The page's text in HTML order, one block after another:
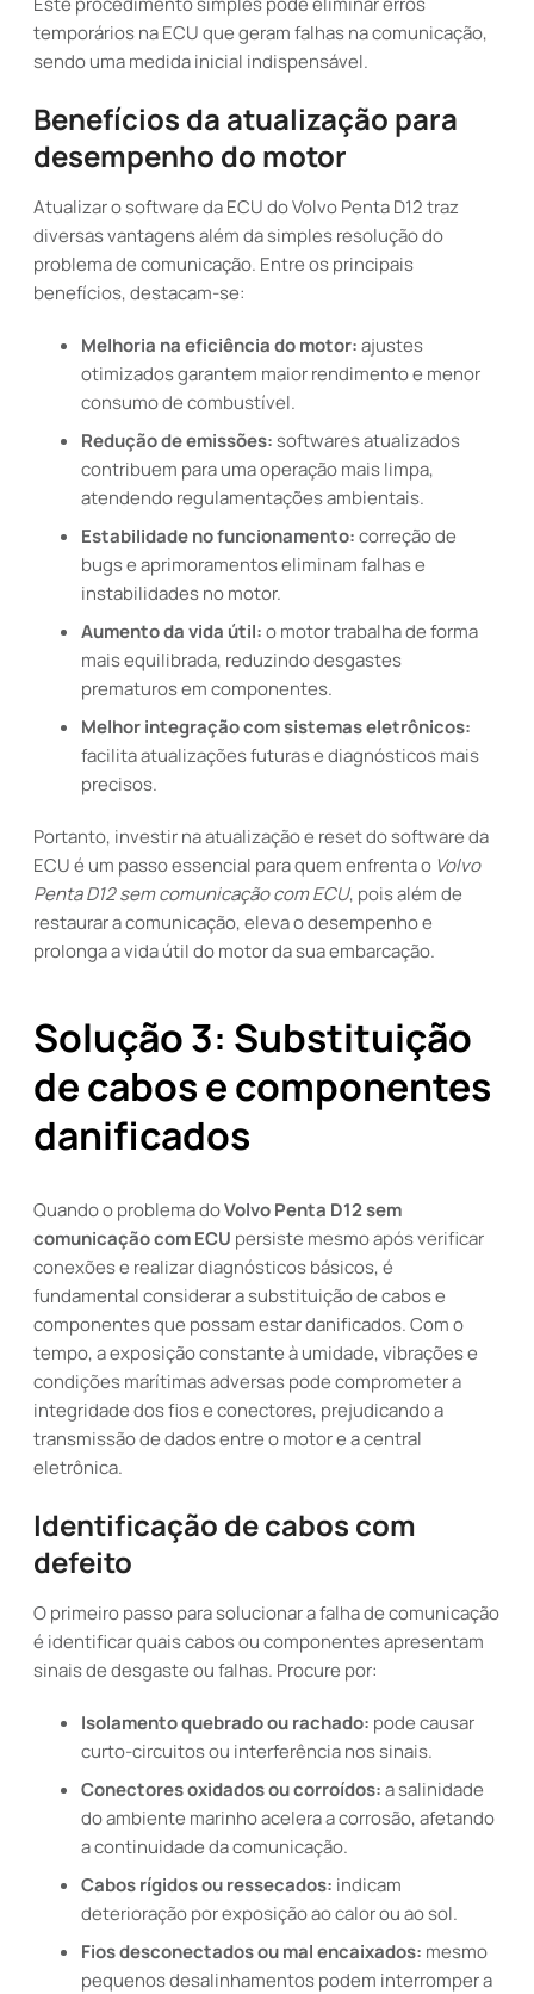
temporários na ECU que geram falhas na comunicação,
sendo uma medida inicial indispensável.
Benefícios da atualização para
desempenho do motor
Atualizar o software da ECU do Volvo Penta D12 traz
diversas vantagens além da simples resolução do
problema de comunicação. Entre os principais
benefícios, destacam-se:
Melhoria na eficiência do motor:ajustes
otimizados garantem maior rendimento e menor
consumo de combustível.
Redução de emissões:softwares atualizados
contribuem para uma operação mais limpa,
atendendo regulamentações ambientais.
Estabilidade no funcionamento:correção de
bugs e aprimoramentos eliminam falhas e
instabilidades no motor.
Aumento da vida útil:o motor trabalha de forma
mais equilibrada, reduzindo desgastes
prematuros em componentes.
Melhor integração com sistemas eletrônicos:
facilita atualizações futuras e diagnósticos mais
precisos.
Portanto, investir na atualização e reset do software da
ECU é um passo essencial para quem enfrenta o Volvo
Penta D12 sem comunicação com ECU, pois além de
restaurar a comunicação, eleva o desempenho e
prolonga a vida útil do motor da sua embarcação.
Solução 3: Substituição
de cabos e componentes
danificados
Quando o problema doVolvo Penta D12 sem
comunicação com ECU persiste mesmo após verificar
conexões e realizar diagnósticos básicos, é
fundamental considerar a substituição de cabos e
componentes que possam estar danificados. Com o
tempo, a exposição constante à umidade, vibrações e
condições marítimas adversas pode comprometer a
integridade dos fios e conectores, prejudicando a
transmissão de dados entre o motor e a central
eletrônica.
Identificação de cabos com
defeito
O primeiro passo para solucionar a falha de comunicação
é identificar quais cabos ou componentes apresentam
sinais de desgaste ou falhas. Procure por:
Isolamento quebrado ou rachado: pode causar
curto-circuitos ou interferência nos sinais.
Conectores oxidados ou corroídos:a salinidade
do ambiente marinho acelera a corrosão, afetando
a continuidade da comunicação.
Cabos rígidos ou ressecados: indicam
deterioração por exposição ao calor ou ao sol.
Fios desconectados ou mal encaixados: mesmo
pequenos desalinhamentos podem interromper a